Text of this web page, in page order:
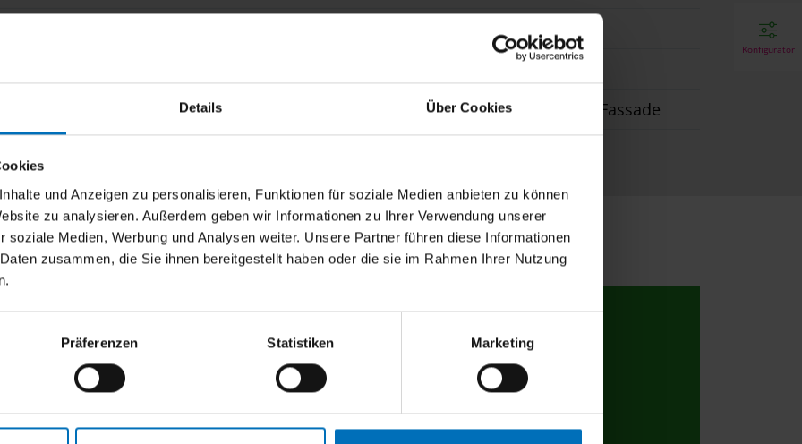
Details Über Cookies
und Anzeigen zu personalisieren, Funktionen für soziale Medien anbieten zu können
zu analysieren. Außerdem geben wir Informationen zu Ihrer Verwendung unserer
soziale Medien, Werbung und Analysen weiter. Unsere Partner führen diese Informationen
zusammen, die Sie ihnen bereitgestellt haben oder die sie im Rahmen Ihrer Nutzung
Präferenzen Statistiken Marketing
Laibung, Pfosten-Riegel-Fassade, Wintergarten, Neubau, Renovierung, vor der Fassade
Konfigurator